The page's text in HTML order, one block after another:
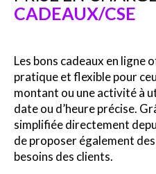
CADEAUX/CSE
Les bons cadeaux en ligne
pratique et flexible pour
montant ou une activité à
date ou d’heure précise.
simplifiée directement
de proposer également
besoins des clients.